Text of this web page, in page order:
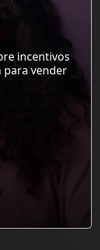
incentivos
para vender